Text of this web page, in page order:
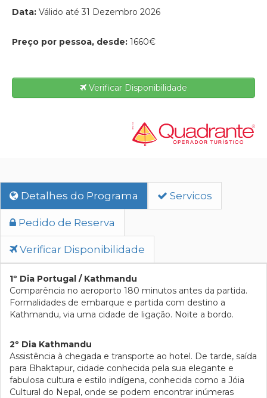
Data: Válido até 31 Dezembro 2026
Preço por pessoa, desde: 1660€
Verificar Disponibilidade
Detalhes do Programa Servicos
Pedido de Reserva
Verificar Disponibilidade
1º Dia Portugal / Kathmandu
Comparência no aeroporto 180 minutos antes da partida.
Formalidades de embarque e partida com destino a
Kathmandu, via uma cidade de ligação. Noite a bordo.
2º Dia Kathmandu
Assistência à chegada e transporte ao hotel. De tarde, saída
para Bhaktapur, cidade conhecida pela sua elegante e
fabulosa cultura e estilo indígena, conhecida como a Jóia
Cultural do Nepal, onde se podem encontrar inúmeras